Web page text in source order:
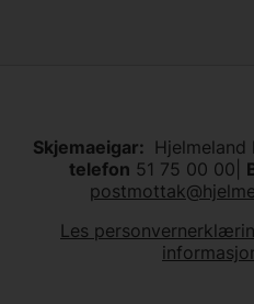
Skjemaeigar: Hjelmeland
telefon 51 75 00 00|
Les